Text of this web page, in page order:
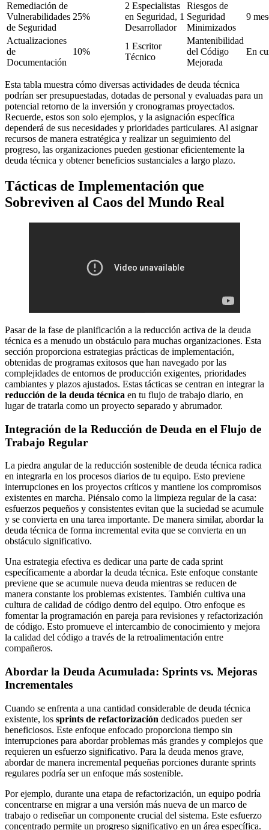
Remediación de
Vulnerabilidades
de Seguridad
25%
2 Especialistas
en Seguridad, 1
Desarrollador
Riesgos de
Seguridad
Minimizados
9
Actualizaciones
de
Documentación
10%
1 Escritor
Técnico
Mantenibilidad
del Código
Mejorada
En
Esta tabla muestra cómo diversas actividades de deuda técnica
podrían ser presupuestadas, dotadas de personal y evaluadas para un
potencial retorno de la inversión y cronogramas proyectados.
Recuerde, estos son solo ejemplos, y la asignación específica
dependerá de sus necesidades y prioridades particulares. Al asignar
recursos de manera estratégica y realizar un seguimiento del
progreso, las organizaciones pueden gestionar eficientemente la
deuda técnica y obtener beneficios sustanciales a largo plazo.
Tácticas de Implementación que
Sobreviven al Caos del Mundo Real
Pasar de la fase de planificación a la reducción activa de la deuda
técnica es a menudo un obstáculo para muchas organizaciones. Esta
sección proporciona estrategias prácticas de implementación,
obtenidas de programas exitosos que han navegado por las
complejidades de entornos de producción exigentes, prioridades
cambiantes y plazos ajustados. Estas tácticas se centran en integrar la
reducción de la deuda técnica en tu flujo de trabajo diario, en
lugar de tratarla como un proyecto separado y abrumador.
Integración de la Reducción de Deuda en el Flujo de
Trabajo Regular
La piedra angular de la reducción sostenible de deuda técnica radica
en integrarla en los procesos diarios de tu equipo. Esto previene
interrupciones en los proyectos críticos y mantiene los compromisos
existentes en marcha. Piénsalo como la limpieza regular de la casa:
esfuerzos pequeños y consistentes evitan que la suciedad se acumule
y se convierta en una tarea importante. De manera similar, abordar la
deuda técnica de forma incremental evita que se convierta en un
obstáculo significativo.
Una estrategia efectiva es dedicar una parte de cada sprint
específicamente a abordar la deuda técnica. Este enfoque constante
previene que se acumule nueva deuda mientras se reducen de
manera constante los problemas existentes. También cultiva una
cultura de calidad de código dentro del equipo. Otro enfoque es
fomentar la programación en pareja para revisiones y refactorización
de código. Esto promueve el intercambio de conocimiento y mejora
la calidad del código a través de la retroalimentación entre
compañeros.
Abordar la Deuda Acumulada: Sprints vs. Mejoras
Incrementales
Cuando se enfrenta a una cantidad considerable de deuda técnica
existente, los sprints de refactorización dedicados pueden ser
beneficiosos. Este enfoque enfocado proporciona tiempo sin
interrupciones para abordar problemas más grandes y complejos que
requieren un esfuerzo significativo. Para la deuda menos grave,
abordar de manera incremental pequeñas porciones durante sprints
regulares podría ser un enfoque más sostenible.
Por ejemplo, durante una etapa de refactorización, un equipo podría
concentrarse en migrar a una versión más nueva de un marco de
trabajo o rediseñar un componente crucial del sistema. Este esfuerzo
concentrado permite un progreso significativo en un área específica.